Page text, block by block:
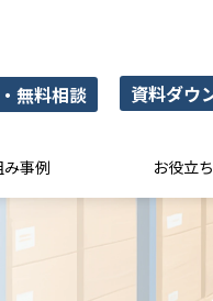
無料相談 資料ダウ
事例 お役立